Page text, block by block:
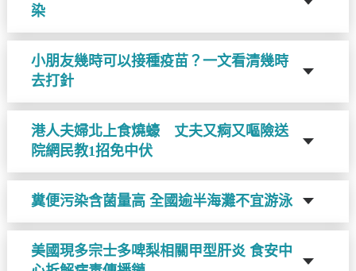
染
小朋友幾時可以接種疫苗？一文看清幾時
去打針
港人夫婦北上食燒蠔 丈夫又痾又嘔險送
院網民教1招免中伏
糞便污染含菌量高 全國逾半海灘不宜游泳
美國現多宗士多啤梨相關甲型肝炎 食安中